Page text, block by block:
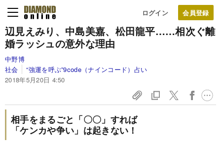
ログイン
辺見えみり、中島美嘉、松田龍平……相次ぐ離
婚ラッシュの意外な理由
中野博
社会
“強運を呼ぶ”9code（ナインコード）占い
2018年5月20日 4:50
相手をまるごと「〇〇」すれば
「ケンカや争い」は起きない！